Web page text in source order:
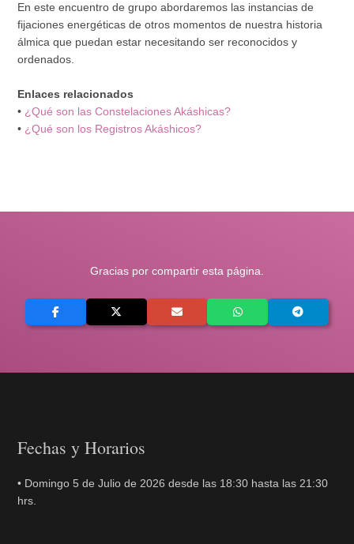
En este encuentro de grupo abordaremos las instancias de
fijaciones energéticas de otros momentos de nuestra historia
álmica que puedan estar necesitando ser reconocidos y
ordenados.
Enlaces relacionados
• ¿Qué son las Constelaciones Akáshicas?
• ¿Qué son los Registros Akáshicos?
Gracias por compartir esta página.
Fechas y Horarios
• Domingo 5 de Julio de 2026 desde las 18:30 hasta las 21:30
hrs.